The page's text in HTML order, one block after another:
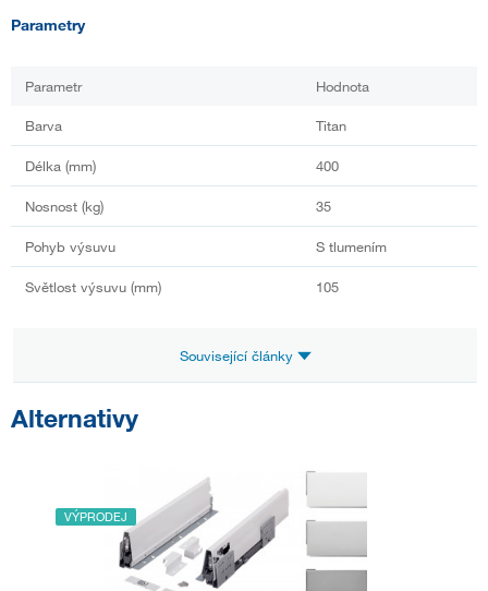
Parametry
Parametr Hodnota
Barva Titan
Délka (mm) 400
Nosnost (kg) 35
Pohyb výsuvu S tlumením
Světlost výsuvu (mm) 105
Související články
Alternativy
VÝPRODEJ